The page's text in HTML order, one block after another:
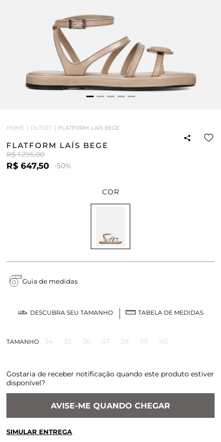
HOME OUTLET FLATFORM LAÍS BEGE
FLATFORM LAÍS BEGE
R$ 1.295,00
R$ 647,50 -50%
COR
Guia de medidas
DESCUBRA SEU TAMANHO TABELA DE MEDIDAS
TAMANHO 34 35 36 37 38 39 40
Gostaria de receber notificação quando este produto estiver
disponível?
AVISE-ME QUANDO CHEGAR
SIMULAR ENTREGA